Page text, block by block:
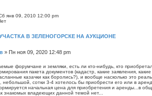
янв 09, 2010 12:00 pm
В ЗЕЛЕНОГОРСКЕ НА АУКЦИОНЕ
» Пн ноя 09, 2020 12:48 pm
форумчане и земляки, есть ли кто-нибудь, кто
пакета документов (кадастр, какие заявления,
казачки как боролись?), и вообще насколько это
сотки 3-4 хотелось бы приобрести его или в
начальная цена для приобретения и аренды...в
знакомых владеющих данной темой нет...